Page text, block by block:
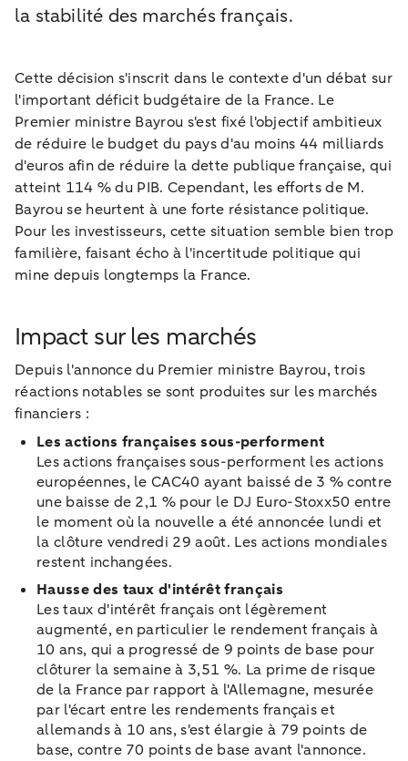
la stabilité des marchés français.
Cette décision s'inscrit dans le contexte d'un débat sur
l'important déficit budgétaire de la France. Le
Premier ministre Bayrou s'est fixé l'objectif ambitieux
de réduire le budget du pays d'au moins 44 milliards
d'euros afin de réduire la dette publique française, qui
atteint 114 % du PIB. Cependant, les efforts de M.
Bayrou se heurtent à une forte résistance politique.
Pour les investisseurs, cette situation semble bien trop
familière, faisant écho à l'incertitude politique qui
mine depuis longtemps la France.
Impact sur les marchés
Depuis l'annonce du Premier ministre Bayrou, trois
réactions notables se sont produites sur les marchés
financiers :
Les actions françaises sous-performent
Les actions françaises sous-performent les actions
européennes, le CAC40 ayant baissé de 3 % contre
une baisse de 2,1 % pour le DJ Euro-Stoxx50 entre
le moment où la nouvelle a été annoncée lundi et
la clôture vendredi 29 août. Les actions mondiales
restent inchangées.
Hausse des taux d'intérêt français
Les taux d'intérêt français ont légèrement
augmenté, en particulier le rendement français à
10 ans, qui a progressé de 9 points de base pour
clôturer la semaine à 3,51 %. La prime de risque
de la France par rapport à l'Allemagne, mesurée
par l'écart entre les rendements français et
allemands à 10 ans, s'est élargie à 79 points de
base, contre 70 points de base avant l'annonce.